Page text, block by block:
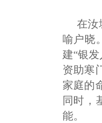
在汝
喻户晓
建“银
资助寒
家庭的
同时，
能。